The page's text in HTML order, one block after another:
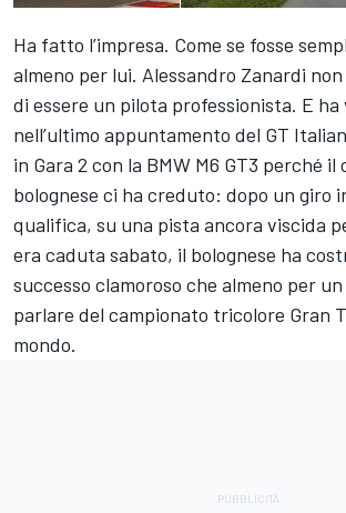
Ha fatto l’impresa. Come se fosse
almeno per lui. Alessandro Zanardi
di essere un pilota professionista. E ha
nell’ultimo appuntamento del GT
in Gara 2 con la BMW M6 GT3 perché il
bolognese ci ha creduto: dopo un giro
qualifica, su una pista ancora viscida
era caduta sabato, il bolognese ha
successo clamoroso che almeno per
parlare del campionato tricolore Gran
mondo.